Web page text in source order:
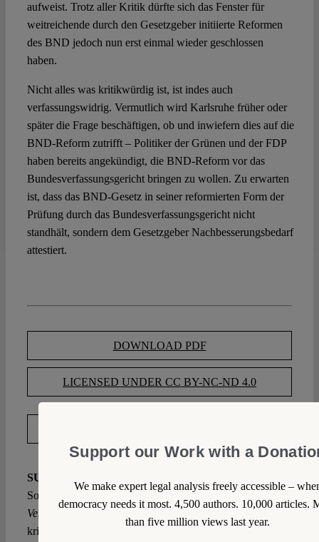
aufweist. Trotz aller Kritik dürfte sich das Fenster für
weitreichende durch den Gesetzgeber initiierte Reformen
des BND jedoch nun erst einmal wieder geschlossen
haben.
Nicht alles was kritikwürdig ist, ist indes auch
verfassungswidrig. Vermutlich wird Karlsruhe früher oder
später die Frage beschäftigen, ob und inwiefern dies auf die
BND-Reform zutrifft – Politiker der Grünen und der FDP
haben bereits angekündigt, die BND-Reform vor das
Bundesverfassungsgericht bringen zu wollen. Zu erwarten
ist, dass das BND-Gesetz in seiner reformierten Form der
Prüfung durch das Bundesverfassungsgericht nicht
standhält, sondern dem Gesetzgeber Nachbesserungsbedarf
attestiert.
DOWNLOAD PDF
LICENSED UNDER CC BY-NC-ND 4.0
SUGGESTED CITATION
Sophia:
Eine kritische Würdigung der BND-Reform,
VerfBlog,
2016/10/28, https://verfassungsblog.de/eine-
kritische-wuerdigung-der-bnd-reform/, DOI:
Support our Work with a
We make expert legal analysis freely accessible –
democracy needs it most. 4,500 authors. 10,000 articles.
than five million views last year.